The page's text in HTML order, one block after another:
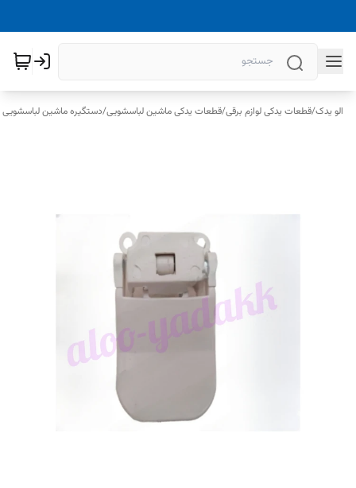
الو یدک/قطعات یدکی لوازم برقی/قطعات یدکی ماشین لباسشویی/دستگیره ماشین لباسشویی